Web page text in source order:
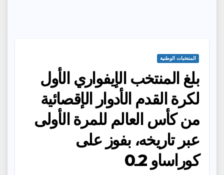
المنتخبات الوطنية
بلغ المنتخب الإيفواري الأول
لكرة القدم الأدوار الإقصائية
من كأس العالم للمرة الأولى
عبر تاريخه، بفوز على
كوراساو 2ـ0